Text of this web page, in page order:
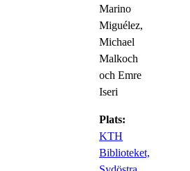
Marino
Miguélez,
Michael
Malkoch
och Emre
Iseri
Plats:
KTH
Biblioteket,